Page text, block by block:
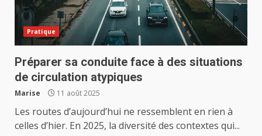
Pratique
Préparer sa conduite face à des situations
de circulation atypiques
Marise 11 août 2025
Les routes d’aujourd’hui ne ressemblent en rien à
celles d’hier. En 2025, la diversité des contextes qui...